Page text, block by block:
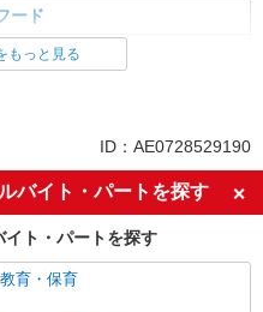
ード
社員登用あり
大学生歓迎
扶養内勤務OK
まかない・食事補助
もっと見る
ID：AE0728529190
バイト・パートを探す
ト・パートを探す
教育・保育